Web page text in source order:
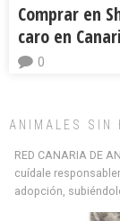
Comprar en
caro en
0
ANIMALES SIN
RED CANARIA DE
cuídale
adopción,